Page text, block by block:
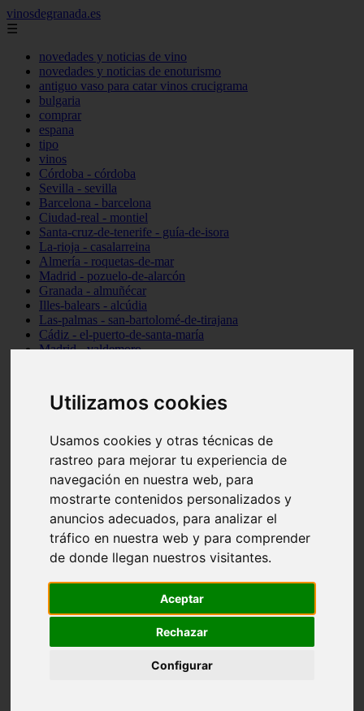
Utilizamos cookies
Usamos cookies y otras técnicas de
rastreo para mejorar tu experiencia de
navegación en nuestra web, para
mostrarte contenidos personalizados y
anuncios adecuados, para analizar el
tráfico en nuestra web y para comprender
de donde llegan nuestros visitantes.
Aceptar
Rechazar
Configurar
vinosdegranada.es
☰
novedades y noticias de vino
novedades y noticias de enoturismo
antiguo vaso para catar vinos crucigrama
bulgaria
comprar
espana
tipo
vinos
Córdoba - córdoba
Sevilla - sevilla
Barcelona - barcelona
Ciudad-real - montiel
Santa-cruz-de-tenerife - guía-de-isora
La-rioja - casalarreina
Almería - roquetas-de-mar
Madrid - pozuelo-de-alarcón
Granada - almuñécar
Illes-balears - alcúdia
Las-palmas - san-bartolomé-de-tirajana
Cádiz - el-puerto-de-santa-maría
Madrid - valdemoro
Cantabria - suances
Sevilla - bormujos
Málaga - júzcar
Huesca - alquézar
Huesca - castejón-de-sos
Lleida - alt-àneu
Córdoba - almedinilla
Navarra - zangoza
Cantabria - arenas-de-iguña
Barcelona - la-pobla-de-lillet
Murcia - cartagena
Madrid - nuevo-baztán